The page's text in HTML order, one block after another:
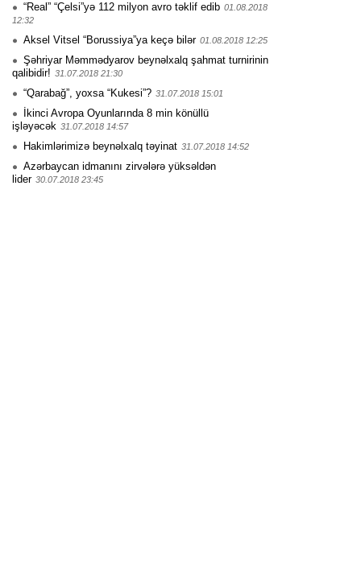
“Real” “Çelsi”yə 112 milyon avro təklif edib 01.08.2018
12:32
Aksel Vitsel “Borussiya”ya keçə bilər 01.08.2018 12:25
Şəhriyar Məmmədyarov beynəlxalq şahmat turnirinin
qalibidir! 31.07.2018 21:30
“Qarabağ”, yoxsa “Kukesi”? 31.07.2018 15:01
İkinci Avropa Oyunlarında 8 min könüllü
işləyəcək 31.07.2018 14:57
Hakimlərimizə beynəlxalq təyinat 31.07.2018 14:52
Azərbaycan idmanını zirvələrə yüksəldən
lider 30.07.2018 23:45